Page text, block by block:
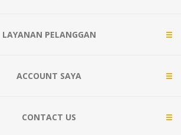
LAYANAN PELANGGAN
ACCOUNT SAYA
CONTACT US